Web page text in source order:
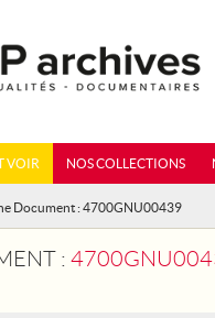
VOIR NOS COLLECTIONS
Document : 4700GNU00439
: